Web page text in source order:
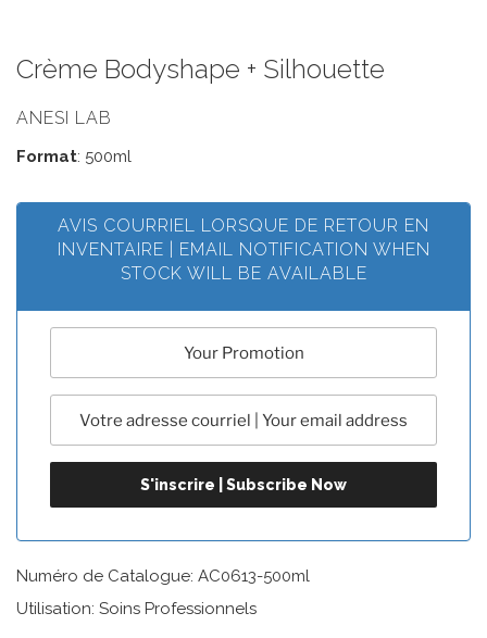
Crème Bodyshape + Silhouette
ANESI LAB
Format: 500ml
AVIS COURRIEL LORSQUE DE RETOUR EN
INVENTAIRE | EMAIL NOTIFICATION WHEN
STOCK WILL BE AVAILABLE
Numéro de Catalogue: AC0613-500ml
Utilisation: Soins Professionnels